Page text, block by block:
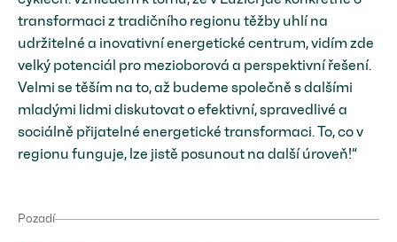
transformaci z tradičního regionu těžby uhlí na
udržitelné a inovativní energetické centrum, vidím zde
velký potenciál pro mezioborová a perspektivní řešení.
Velmi se těším na to, až budeme společně s dalšími
mladými lidmi diskutovat o efektivní, spravedlivé a
sociálně přijatelné energetické transformaci. To, co v
regionu funguje, lze jistě posunout na další úroveň!“
Pozadí